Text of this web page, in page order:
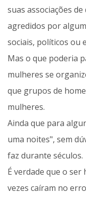
suas associações
agredidos por
sociais, políticos ou
Mas o que poderia
mulheres se
que grupos de
mulheres.
Ainda que para
uma noites", sem
faz durante séculos.
É verdade que o
vezes caíram no